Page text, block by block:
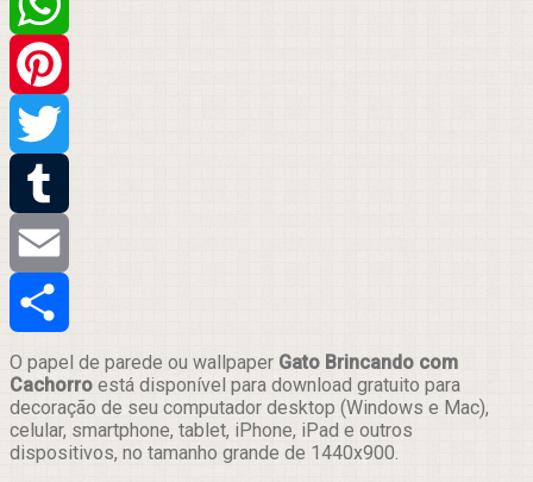
WhatsApp
Pinterest
Twitter
Tumblr
Email
Compartilhar
O papel de parede ou wallpaper Gato Brincando com
Cachorro está disponível para download gratuito para
decoração de seu computador desktop (Windows e Mac),
celular, smartphone, tablet, iPhone, iPad e outros
dispositivos, no tamanho grande de 1440x900.